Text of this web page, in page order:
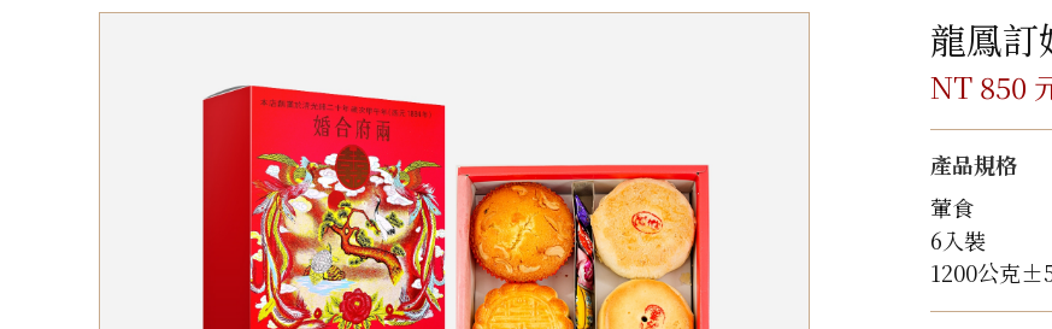
龍鳳
NT 850
產品規格
葷食
6入裝
1200公克